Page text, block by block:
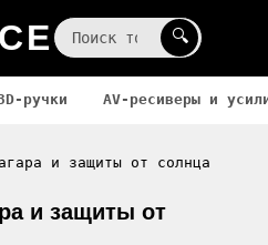
🔍
ручки AV-ресиверы и
и защиты от солнца
и защиты от